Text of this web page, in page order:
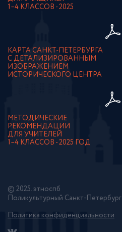
1–4 КЛАССОВ - 2025
КАРТА САНКТ-ПЕТЕРБУРГА
С ДЕТАЛИЗИРОВАННЫМ
ИЗОБРАЖЕНИЕМ
ИСТОРИЧЕСКОГО ЦЕНТРА
МЕТОДИЧЕСКИЕ
РЕКОМЕНДАЦИИ
ДЛЯ УЧИТЕЛЕЙ
1–4 КЛАССОВ - 2025 ГОД
© 2025. этноспб
Поликультурный Санкт-Петербург
Политика конфиденциальности